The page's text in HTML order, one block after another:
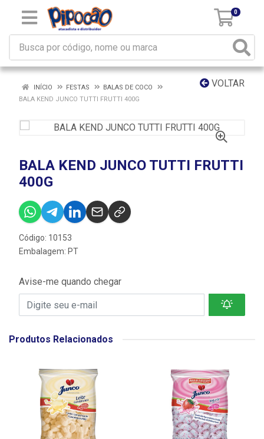
0
VOLTAR
INÍCIO FESTAS
BALAS DE COCO
BALA KEND JUNCO TUTTI FRUTTI 400G
BALA KEND JUNCO TUTTI FRUTTI
400G
Código: 10153
Embalagem: PT
Avise-me quando chegar
Produtos Relacionados